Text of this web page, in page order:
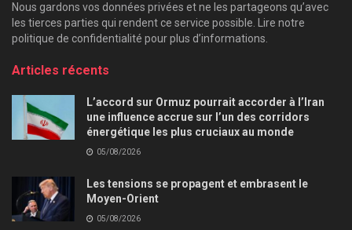
Nous gardons vos données privées et ne les partageons qu’avec
les tierces parties qui rendent ce service possible. Lire notre
politique de confidentialité pour plus d’informations.
Articles récents
L’accord sur Ormuz pourrait accorder à l’Iran
une influence accrue sur l’un des corridors
énergétique les plus cruciaux au monde
05/08/2026
Les tensions se propagent et embrasent le
Moyen-Orient
05/08/2026